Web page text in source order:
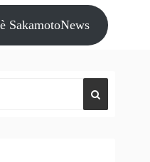
SakamotoNews